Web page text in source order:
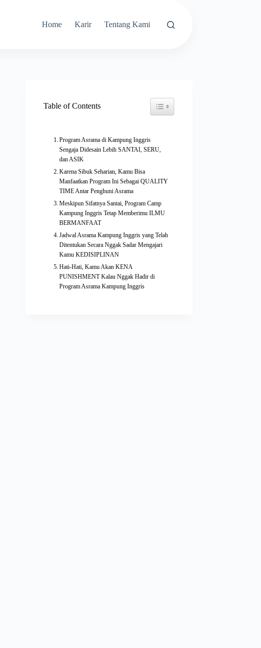
Home Karir Tentang Kami
Table of Contents Toggle Table of Content
Program Asrama di Kampung Inggris
Sengaja Didesain Lebih SANTAI, SERU,
dan ASIK
Karena Sibuk Seharian, Kamu Bisa
Manfaatkan Program Ini Sebagai QUALITY
TIME Antar Penghuni Asrama
Meskipun Sifatnya Santai, Program Camp
Kampung Inggris Tetap Memberimu ILMU
BERMANFAAT
Jadwal Asrama Kampung Inggris yang Telah
Ditentukan Secara Nggak Sadar Mengajari
Kamu KEDISIPLINAN
Hati-Hati, Kamu Akan KENA
PUNISHMENT Kalau Nggak Hadir di
Program Asrama Kampung Inggris